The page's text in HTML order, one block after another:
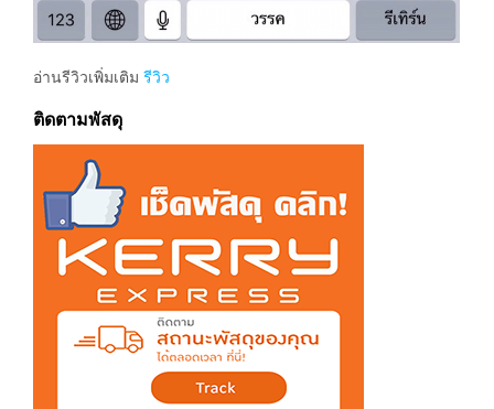
อ่านรีวิวเพิ่มเติม รีวิว
ติดตามพัสดุ